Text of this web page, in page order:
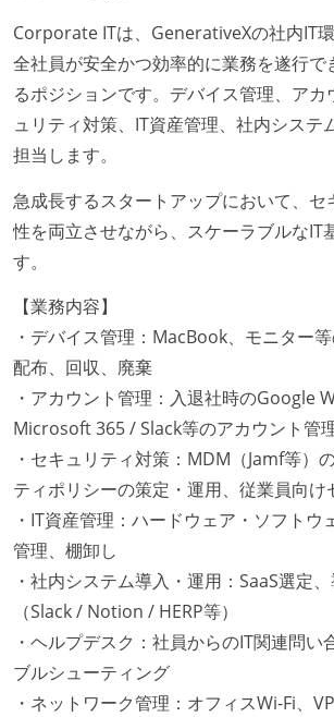
Corporate ITは、GenerativeXの社内IT環
全社員が安全かつ効率的に業務を遂行で
るポジションです。デバイス管理、アカ
ュリティ対策、IT資産管理、社内システ
担当します。
急成長するスタートアップにおいて、セ
性を両立させながら、スケーラブルなIT
す。
【業務内容】
・デバイス管理：MacBook、モニター等
配布、回収、廃棄
・アカウント管理：入退社時のGoogle
Microsoft 365 / Slack等のアカウント管
・セキュリティ対策：MDM（Jamf等）
ティポリシーの策定・運用、従業員向け
・IT資産管理：ハードウェア・ソフトウ
管理、棚卸し
・社内システム導入・運用：SaaS選定
（Slack / Notion / HERP等）
・ヘルプデスク：社員からのIT関連問い
ブルシューティング
・ネットワーク管理：オフィスWi-Fi、